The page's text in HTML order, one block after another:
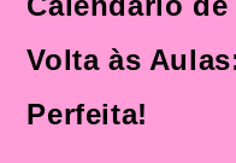
Volta às
Perfeita!